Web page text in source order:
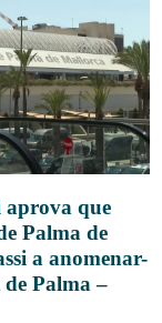
que
Palma de
a anomenar-
Palma –